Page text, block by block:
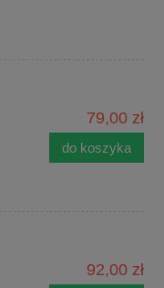
79,00 zł
do koszyka
92,00 zł